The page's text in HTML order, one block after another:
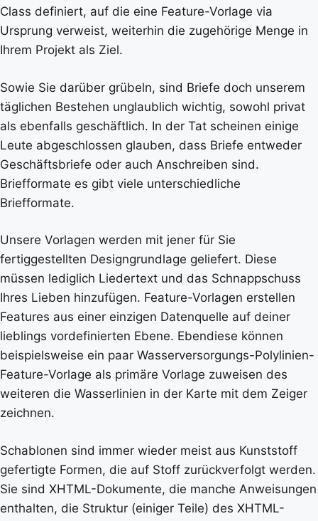
Class definiert, auf die eine Feature-Vorlage via
Ursprung verweist, weiterhin die zugehörige Menge in
Ihrem Projekt als Ziel.
Sowie Sie darüber grübeln, sind Briefe doch unserem
täglichen Bestehen unglaublich wichtig, sowohl privat
als ebenfalls geschäftlich. In der Tat scheinen einige
Leute abgeschlossen glauben, dass Briefe entweder
Geschäftsbriefe oder auch Anschreiben sind.
Briefformate es gibt viele unterschiedliche
Briefformate.
Unsere Vorlagen werden mit jener für Sie
fertiggestellten Designgrundlage geliefert. Diese
müssen lediglich Liedertext und das Schnappschuss
Ihres Lieben hinzufügen. Feature-Vorlagen erstellen
Features aus einer einzigen Datenquelle auf deiner
lieblings vordefinierten Ebene. Ebendiese können
beispielsweise ein paar Wasserversorgungs-Polylinien-
Feature-Vorlage als primäre Vorlage zuweisen des
weiteren die Wasserlinien in der Karte mit dem Zeiger
zeichnen.
Schablonen sind immer wieder meist aus Kunststoff
gefertigte Formen, die auf Stoff zurückverfolgt werden.
Sie sind XHTML-Dokumente, die manche Anweisungen
enthalten, die Struktur (einiger Teile) des XHTML-